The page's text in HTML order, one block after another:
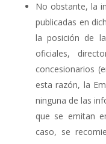
No obstante, la
publicadas en
la posición de
oficiales,
concesionarios
esta razón, la
ninguna de las
que se emitan
caso, se